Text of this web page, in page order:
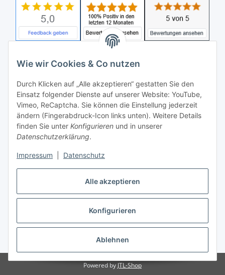
Alle akzeptieren
Konfigurieren
Ablehnen
Wie wir Cookies & Co nutzen
Durch Klicken auf „Alle akzeptieren“ gestatten Sie den
Einsatz folgender Dienste auf unserer Website: YouTube,
Vimeo, ReCaptcha. Sie können die Einstellung jederzeit
ändern (Fingerabdruck-Icon links unten). Weitere Details
finden Sie unter Konfigurieren und in unserer
Datenschutzerklärung.
Impressum Datenschutz
Vertrag widerrufen
* Alle Preise inkl. gesetzlicher USt., zzgl.Versand
Powered by JTL-Shop